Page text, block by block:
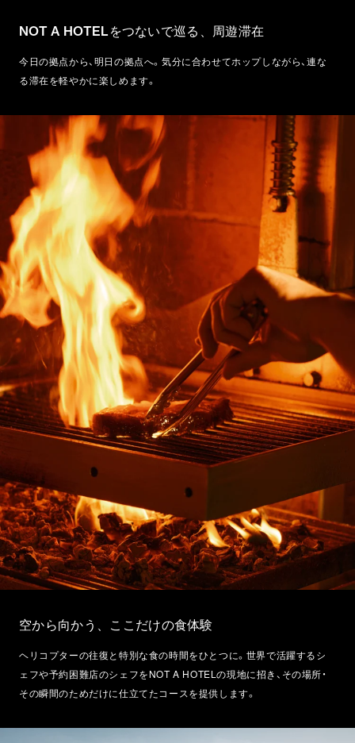
NOT A HOTELをつないで巡る、周遊滞在
今日の拠点から、明日の拠点へ。気分に合わせてホップしながら、連な
る滞在を軽やかに楽しめます。
空から向かう、ここだけの食体験
ヘリコプターの往復と特別な食の時間をひとつに。世界で活躍するシ
ェフや予約困難店のシェフをNOT A HOTELの現地に招き、その場所・
その瞬間のためだけに仕立てたコースを提供します。